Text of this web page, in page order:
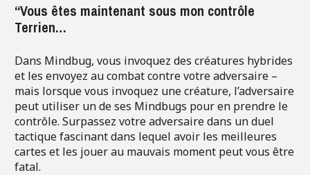
“Vous êtes maintenant sous mon contrôle
Terrien…
Dans Mindbug, vous invoquez des créatures hybrides
et les envoyez au combat contre votre adversaire –
mais lorsque vous invoquez une créature, l’adversaire
peut utiliser un de ses Mindbugs pour en prendre le
contrôle. Surpassez votre adversaire dans un duel
tactique fascinant dans lequel avoir les meilleures
cartes et les jouer au mauvais moment peut vous être
fatal.